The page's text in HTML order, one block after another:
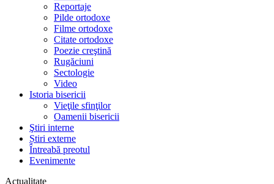
Reportaje
Pilde ortodoxe
Filme ortodoxe
Citate ortodoxe
Poezie creştină
Rugăciuni
Sectologie
Video
Istoria bisericii
Vieţile sfinţilor
Oamenii bisericii
Ştiri interne
Știri externe
Întreabă preotul
Evenimente
Actualitate